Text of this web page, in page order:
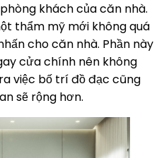
khách của căn nhà.
thẩm mỹ mới không quá
cho căn nhà. Phần này
cửa chính nên không
việc bố trí đồ đạc cũng
sẽ rộng hơn.